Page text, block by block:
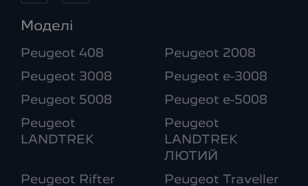
Моделі
Peugeot 408 Peugeot 2008
Peugeot 3008 Peugeot e-3008
Peugeot 5008 Peugeot e-5008
Peugeot
LANDTREK
Peugeot
LANDTREK
ЛЮТИЙ
Peugeot Rifter Peugeot Traveller